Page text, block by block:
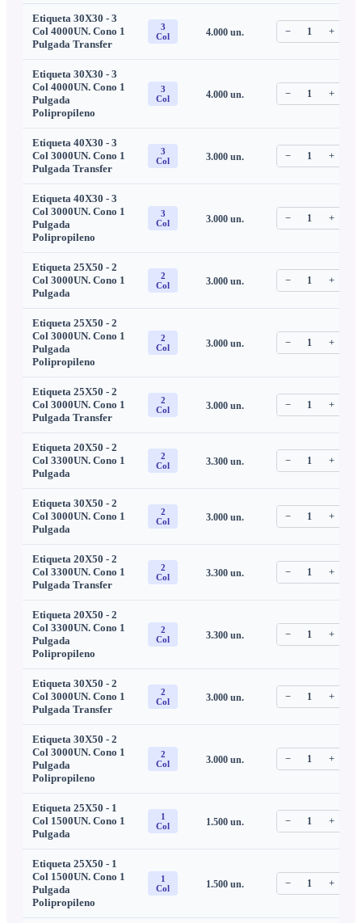
Etiqueta 30X30 - 3
Col 4000UN. Cono 1
Pulgada Transfer
3
Col
4.000un. − 1 +
Etiqueta 30X30 - 3
Col 4000UN. Cono 1
Pulgada
Polipropileno
3
Col
4.000un. − 1 +
Etiqueta 40X30 - 3
Col 3000UN. Cono 1
Pulgada Transfer
3
Col
3.000un. − 1 +
Etiqueta 40X30 - 3
Col 3000UN. Cono 1
Pulgada
Polipropileno
3
Col
3.000un. − 1 +
Etiqueta 25X50 - 2
Col 3000UN. Cono 1
Pulgada
2
Col
3.000un. − 1 +
Etiqueta 25X50 - 2
Col 3000UN. Cono 1
Pulgada
Polipropileno
2
Col
3.000un. − 1 +
Etiqueta 25X50 - 2
Col 3000UN. Cono 1
Pulgada Transfer
2
Col
3.000un. − 1 +
Etiqueta 20X50 - 2
Col 3300UN. Cono 1
Pulgada
2
Col
3.300un. − 1 +
Etiqueta 30X50 - 2
Col 3000UN. Cono 1
Pulgada
2
Col
3.000un. − 1 +
Etiqueta 20X50 - 2
Col 3300UN. Cono 1
Pulgada Transfer
2
Col
3.300un. − 1 +
Etiqueta 20X50 - 2
Col 3300UN. Cono 1
Pulgada
Polipropileno
2
Col
3.300un. − 1 +
Etiqueta 30X50 - 2
Col 3000UN. Cono 1
Pulgada Transfer
2
Col
3.000un. − 1 +
Etiqueta 30X50 - 2
Col 3000UN. Cono 1
Pulgada
Polipropileno
2
Col
3.000un. − 1 +
Etiqueta 25X50 - 1
Col 1500UN. Cono 1
Pulgada
1
Col
1.500un. − 1 +
Etiqueta 25X50 - 1
Col 1500UN. Cono 1
Pulgada
Polipropileno
1
Col
1.500un. − 1 +